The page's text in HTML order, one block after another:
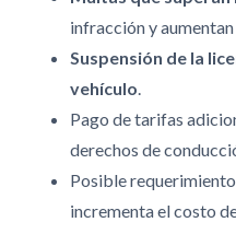
infracción y
Suspensión de la
vehículo.
Pago de tarifas
derechos de
Posible
incrementa el costo